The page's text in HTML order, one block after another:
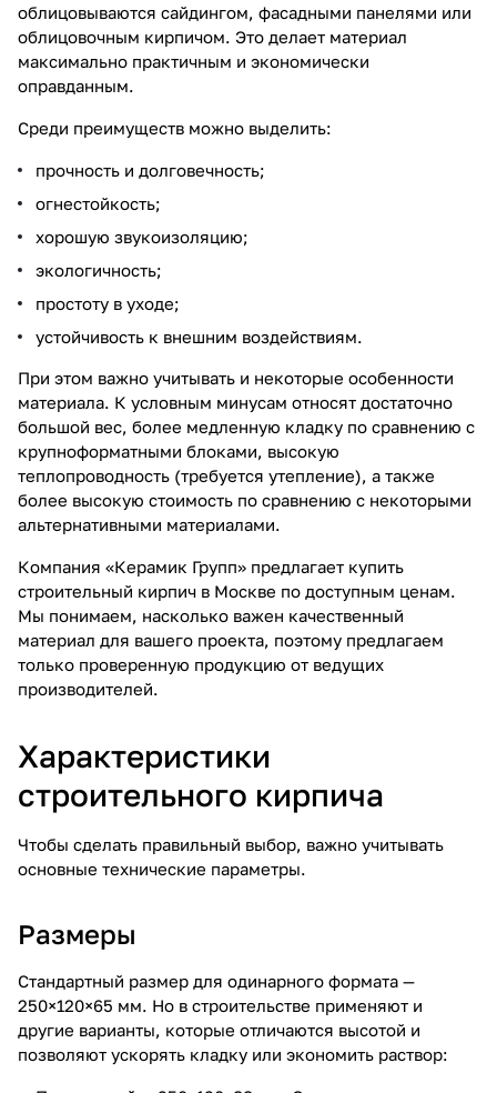
облицовываются сайдингом, фасадными панелями или
облицовочным кирпичом. Это делает материал
максимально практичным и экономически
оправданным.
Среди преимуществ можно выделить:
прочность и долговечность;
огнестойкость;
хорошую звукоизоляцию;
экологичность;
простоту в уходе;
устойчивость к внешним воздействиям.
При этом важно учитывать и некоторые особенности
материала. К условным минусам относят достаточно
большой вес, более медленную кладку по сравнению с
крупноформатными блоками, высокую
теплопроводность (требуется утепление), а также
более высокую стоимость по сравнению с некоторыми
альтернативными материалами.
Компания «Керамик Групп» предлагает купить
строительный кирпич в Москве по доступным ценам.
Мы понимаем, насколько важен качественный
материал для вашего проекта, поэтому предлагаем
только проверенную продукцию от ведущих
производителей.
Характеристики
строительного кирпича
Чтобы сделать правильный выбор, важно учитывать
основные технические параметры.
Размеры
Стандартный размер для одинарного формата —
250×120×65 мм. Но в строительстве применяют и
другие варианты, которые отличаются высотой и
позволяют ускорять кладку или экономить раствор: